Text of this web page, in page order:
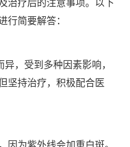
治疗后的注意事项。以下
行简要解答：
，受到多种因素影响，
坚持治疗，积极配合医
因为紫外线会加重白斑。